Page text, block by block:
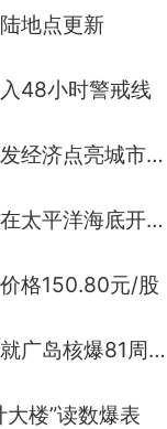
地点更新
48小时警戒线
以“新”破局 首发经济点亮城市消费活力
中方回应是否在太平洋海底开采稀土
格150.80元/股
外交部发言人就广岛核爆81周年等答记者问
楼”读数爆表